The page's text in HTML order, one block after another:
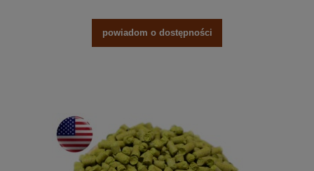
powiadom o dostępności